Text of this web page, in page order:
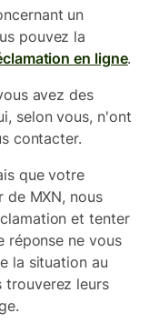
un
pouvez la
en ligne.
avez des
selon vous, n'ont
contacter.
que votre
MXN, nous
et tenter
réponse ne vous
la situation au
trouverez leurs